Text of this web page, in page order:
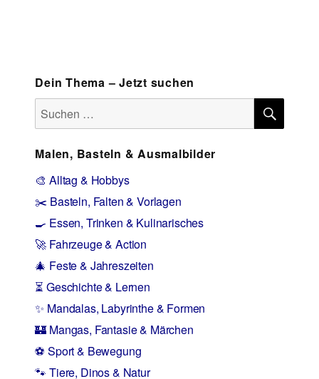
Dein Thema – Jetzt suchen
Suchen
nach:
Malen, Basteln & Ausmalbilder
🎨 Alltag & Hobbys
✂️ Basteln, Falten & Vorlagen
🍳 Essen, Trinken & Kulinarisches
🚀 Fahrzeuge & Action
🎄 Feste & Jahreszeiten
⏳ Geschichte & Lernen
✨ Mandalas, Labyrinthe & Formen
🏰 Mangas, Fantasie & Märchen
⚽ Sport & Bewegung
🐾 Tiere, Dinos & Natur